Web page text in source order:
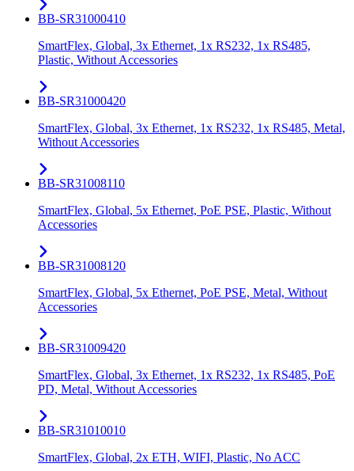
BB-SR31000410
SmartFlex, Global, 3x Ethernet, 1x RS232, 1x RS485,
Plastic, Without Accessories
BB-SR31000420
SmartFlex, Global, 3x Ethernet, 1x RS232, 1x RS485, Metal,
Without Accessories
BB-SR31008110
SmartFlex, Global, 5x Ethernet, PoE PSE, Plastic, Without
Accessories
BB-SR31008120
SmartFlex, Global, 5x Ethernet, PoE PSE, Metal, Without
Accessories
BB-SR31009420
SmartFlex, Global, 3x Ethernet, 1x RS232, 1x RS485, PoE
PD, Metal, Without Accessories
BB-SR31010010
SmartFlex, Global, 2x ETH, WIFI, Plastic, No ACC